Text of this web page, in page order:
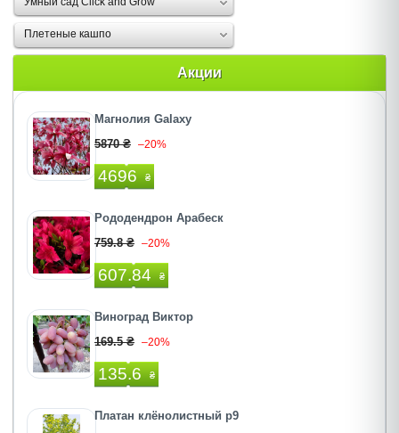
Плетеные кашпо
Акции
Магнолия Galaxy
5870 ₴ –20%
4696 ₴
Рододендрон Арабеск
759.8 ₴ –20%
607.84 ₴
Виноград Виктор
169.5 ₴ –20%
135.6 ₴
Платан клёнолистный р9